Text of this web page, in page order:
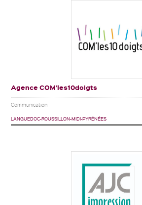
Agence COM’les10doigts
Communication
LANGUEDOC-ROUSSILLON-MIDI-PYRÉNÉES